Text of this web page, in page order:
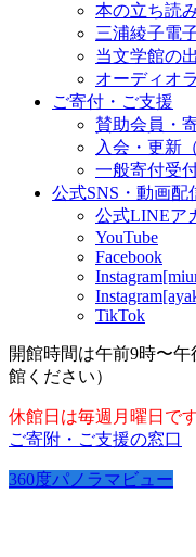
本の立ち読
三浦綾子電
当文学館の
オーディオ
ご寄付・ご支援
賛助会員・
入会・更新
一般寄付受
公式SNS・動画配
公式LINEア
YouTube
Facebook
TikTok
開館時間は午前9時〜
館ください）
休館日は毎週月曜日で
ご寄附・ご支援の窓口
360度パノラマビュー